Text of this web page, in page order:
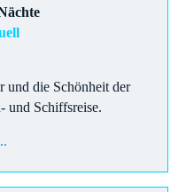
und die Schönheit der
und Schiffsreise.